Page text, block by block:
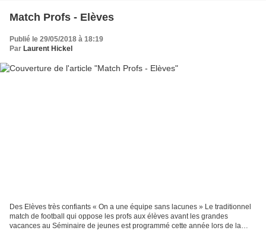
Match Profs - Elèves
Publié le 29/05/2018 à 18:19
Par Laurent Hickel
Des Elèves très confiants « On a une équipe sans lacunes » Le traditionnel
match de football qui oppose les profs aux élèves avant les grandes
vacances au Séminaire de jeunes est programmé cette année lors de la